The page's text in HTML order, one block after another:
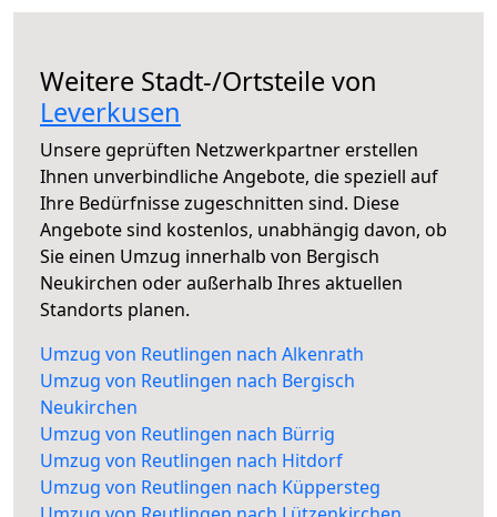
Weitere Stadt-/Ortsteile von
Leverkusen
Unsere geprüften Netzwerkpartner erstellen
Ihnen unverbindliche Angebote, die speziell auf
Ihre Bedürfnisse zugeschnitten sind. Diese
Angebote sind kostenlos, unabhängig davon, ob
Sie einen Umzug innerhalb von Bergisch
Neukirchen oder außerhalb Ihres aktuellen
Standorts planen.
Umzug von Reutlingen nach Alkenrath
Umzug von Reutlingen nach Bergisch
Neukirchen
Umzug von Reutlingen nach Bürrig
Umzug von Reutlingen nach Hitdorf
Umzug von Reutlingen nach Küppersteg